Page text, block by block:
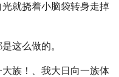
就挠着小脑袋转身走掉
这么做的。
族！、我大日向一族体